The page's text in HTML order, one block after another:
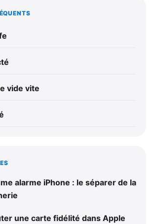
vide vite
alarme iPhone : le séparer de la
une carte fidélité dans Apple